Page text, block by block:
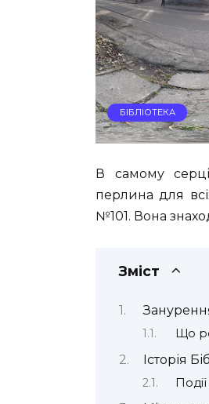
БІБЛІОТЕКА
В самому
перлина для
№101. Вона
Зміст
Що
Історія
Події